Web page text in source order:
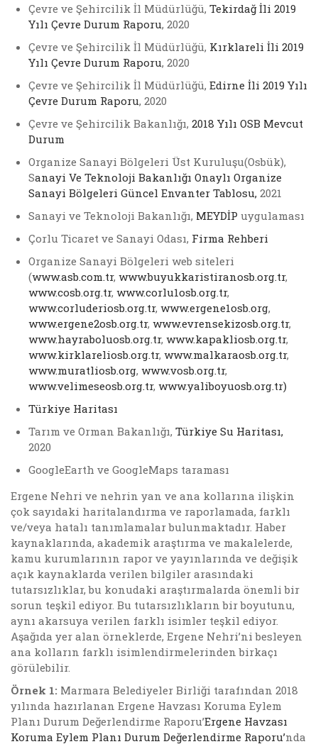
Çevre ve Şehircilik İl Müdürlüğü, Tekirdağ İli 2019
Yılı Çevre Durum Raporu, 2020
Çevre ve Şehircilik İl Müdürlüğü, Kırklareli İli 2019
Yılı Çevre Durum Raporu, 2020
Çevre ve Şehircilik İl Müdürlüğü, Edirne İli 2019 Yılı
Çevre Durum Raporu, 2020
Çevre ve Şehircilik Bakanlığı, 2018 Yılı OSB Mevcut
Durum
Organize Sanayi Bölgeleri Üst Kuruluşu(Osbük),
Sanayi Ve Teknoloji Bakanlığı Onaylı Organize
Sanayi Bölgeleri Güncel Envanter Tablosu, 2021
Sanayi ve Teknoloji Bakanlığı, MEYDİP uygulaması
Çorlu Ticaret ve Sanayi Odası, Firma Rehberi
Organize Sanayi Bölgeleri web siteleri
(www.asb.com.tr, www.buyukkaristiranosb.org.tr,
www.cosb.org.tr, www.corlu1osb.org.tr,
www.corluderiosb.org.tr, www.ergene1osb.org,
www.ergene2osb.org.tr, www.evrensekizosb.org.tr,
www.hayraboluosb.org.tr, www.kapakliosb.org.tr,
www.kirklareliosb.org.tr, www.malkaraosb.org.tr,
www.muratliosb.org, www.vosb.org.tr,
www.velimeseosb.org.tr, www.yaliboyuosb.org.tr)
Türkiye Haritası
Tarım ve Orman Bakanlığı, Türkiye Su Haritası,
2020
GoogleEarth ve GoogleMaps taraması
Ergene Nehri ve nehrin yan ve ana kollarına ilişkin
çok sayıdaki haritalandırma ve raporlamada, farklı
ve/veya hatalı tanımlamalar bulunmaktadır. Haber
kaynaklarında, akademik araştırma ve makalelerde,
kamu kurumlarının rapor ve yayınlarında ve değişik
açık kaynaklarda verilen bilgiler arasındaki
tutarsızlıklar, bu konudaki araştırmalarda önemli bir
sorun teşkil ediyor. Bu tutarsızlıkların bir boyutunu,
aynı akarsuya verilen farklı isimler teşkil ediyor.
Aşağıda yer alan örneklerde, Ergene Nehri’ni besleyen
ana kolların farklı isimlendirmelerinden birkaçı
görülebilir.
Örnek 1: Marmara Belediyeler Birliği tarafından 2018
yılında hazırlanan Ergene Havzası Koruma Eylem
Planı Durum Değerlendirme Raporu’Ergene Havzası
Koruma Eylem Planı Durum Değerlendirme Raporu’nda